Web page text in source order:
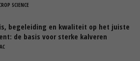
SCIENCE
begeleiding en kwaliteit op het juiste
de basis voor sterke kalveren